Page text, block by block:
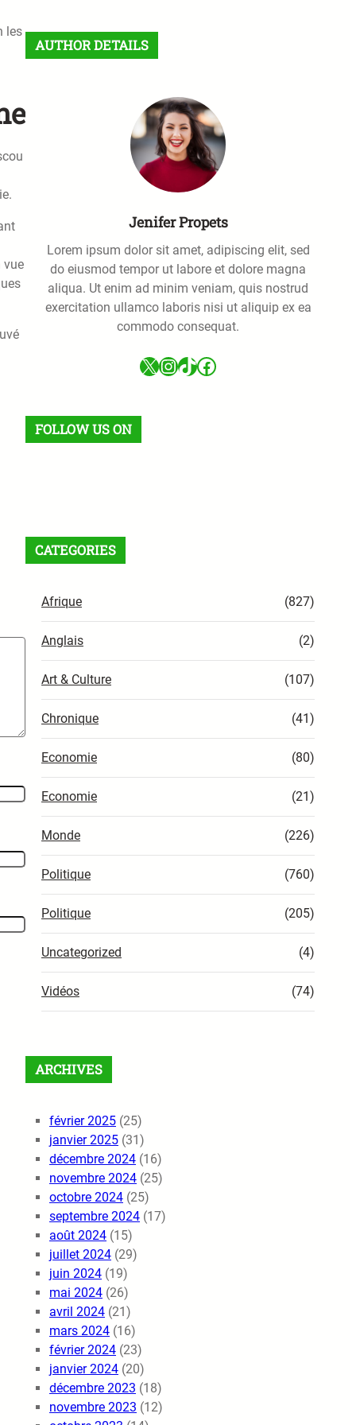
les
vue
r
c
AUTHOR DETAILS
Jenifer Propets
Lorem ipsum dolor sit amet, adipiscing elit, sed
do eiusmod tempor ut labore et dolore magna
aliqua. Ut enim ad minim veniam, quis nostrud
exercitation ullamco laboris nisi ut aliquip ex ea
commodo consequat.
X InstagramTikTok Facebook
FOLLOW US ON
CATEGORIES
Afrique (827)
Anglais (2)
Art & Culture (107)
Chronique (41)
Economie (80)
Economie (21)
Monde (226)
Politique (760)
Politique (205)
Uncategorized (4)
Vidéos (74)
ARCHIVES
février 2025 (25)
janvier 2025 (31)
décembre 2024 (16)
novembre 2024 (25)
octobre 2024 (25)
septembre 2024 (17)
août 2024 (15)
juillet 2024 (29)
juin 2024 (19)
mai 2024 (26)
avril 2024 (21)
mars 2024 (16)
février 2024 (23)
janvier 2024 (20)
décembre 2023 (18)
novembre 2023 (12)